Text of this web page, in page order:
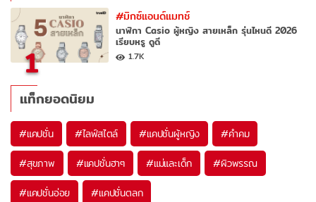
1
#มิกซ์แอนด์แมทช์
นาฬิกา Casio ผู้หญิง สายเหล็ก รุ่นไหนดี 2026
เรียบหรู ดูดี
1.7K
แท็กยอดนิยม
#แคปชั่น #ไลฟ์สไตล์ #แคปชั่นผู้หญิง #คำคม
#สุขภาพ #แคปชั่นฮาๆ #แม่และเด็ก #ผิวพรรณ
#แคปชั่นอ่อย #แคปชั่นตลก